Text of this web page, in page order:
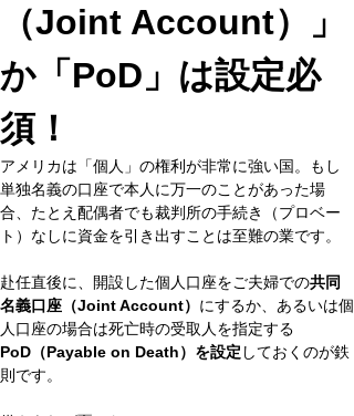
（Joint Account）」
か「PoD」は設定必
須！
アメリカは「個人」の権利が非常に強い国。もし
単独名義の口座で本人に万一のことがあった場
合、たとえ配偶者でも裁判所の手続き（プロベー
ト）なしに資金を引き出すことは至難の業です。
赴任直後に、開設した個人口座をご夫婦での共同
名義口座（Joint Account） にするか、あるいは個
人口座の場合は死亡時の受取人を指定する
PoD（Payable on Death）を設定 しておくのが鉄
則です。